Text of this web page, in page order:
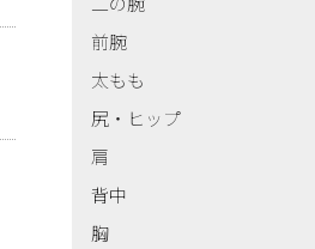
前腕
太もも
尻・ヒップ
肩
背中
胸